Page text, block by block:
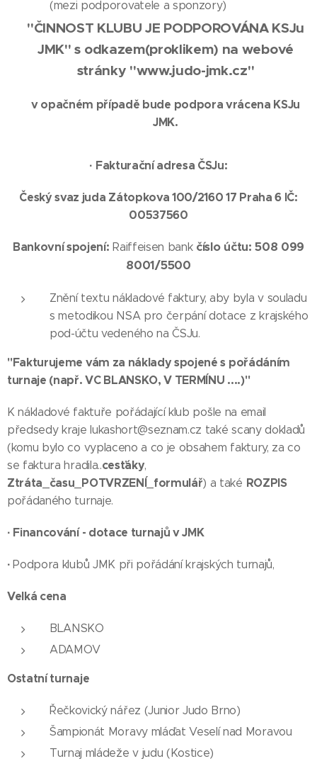
(mezi podporovatele a sponzory)
"ČINNOST KLUBU JE PODPOROVÁNA KSJu
JMK" s odkazem(proklikem) na webové
stránky "www.judo-jmk.cz"
v opačném případě bude podpora vrácena KSJu
JMK.
· Fakturační adresa ČSJu:
Český svaz juda Zátopkova 100/2160 17 Praha 6 IČ:
00537560
Bankovní spojení: Raiffeisen bank číslo účtu: 508 099
8001/5500
Znění textu nákladové faktury, aby byla v souladu
s metodikou NSA pro čerpání dotace z krajského
pod-účtu vedeného na ČSJu.
"Fakturujeme vám za náklady spojené s pořádáním
turnaje (např. VC BLANSKO, V TERMÍNU ....)"
K nákladové faktuře pořádající klub pošle na email
předsedy kraje lukashort@seznam.cz také scany dokladů
(komu bylo co vyplaceno a co je obsahem faktury, za co
se faktura hradila..cesťáky,
Ztráta_času_POTVRZENÍ_formulář) a také ROZPIS
pořádaného turnaje.
· Financování - dotace turnajů v JMK
·Podpora klubů JMK při pořádání krajských turnajů,
Velká cena
BLANSKO
ADAMOV
Ostatní turnaje
Řečkovický nářez (Junior Judo Brno)
Šampionát Moravy mláďat Veselí nad Moravou
Turnaj mládeže v judu (Kostice)